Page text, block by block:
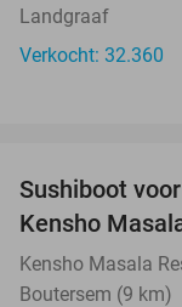
Landgraaf
Verkocht: 32.360
Sushiboot
Kensho
Kensho Masala
Boutersem (9 km)